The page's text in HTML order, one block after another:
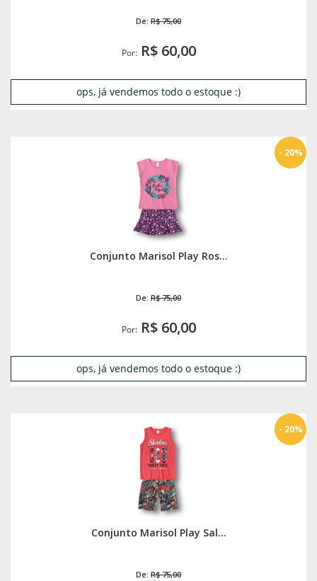
De: R$ 75,00
Por:R$ 60,00
ops, já vendemos todo o estoque :)
Conjunto Marisol Play Ros...
De: R$ 75,00
Por:R$ 60,00
- 20%
ops, já vendemos todo o estoque :)
Conjunto Marisol Play Sal...
De: R$ 75,00
- 20%